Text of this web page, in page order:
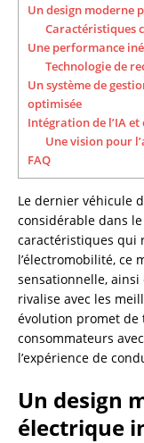
Un design moderne
Caractéristiques
Une performance
Technologie de
Un système de
optimisée
Intégration de l’IA
Une vision pour
FAQ
Le dernier véhicule
considérable dans
caractéristiques qui
l’électromobilité, ce
sensationnelle, ainsi
rivalise avec les
évolution promet
consommateurs
l’expérience de
Un design
électrique